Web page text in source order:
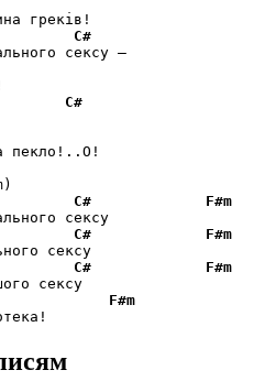
греків!
C#
сексу –
C#
пекло!..О!
C#
F#m
сексу
C#
F#m
сексу
C#
F#m
сексу
F#m